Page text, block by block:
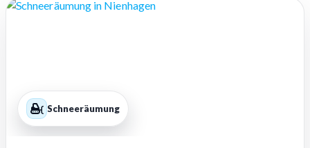
Schneeräumung